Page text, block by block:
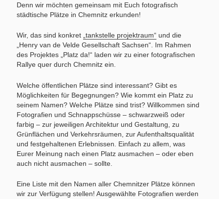
Denn wir möchten gemeinsam mit Euch fotografisch
städtische Plätze in Chemnitz erkunden!
Wir, das sind konkret„tankstelle projektraum“ und die
„Henry van de Velde Gesellschaft Sachsen“. Im Rahmen
des Projektes „Platz da!“ laden wir zu einer fotografischen
Rallye quer durch Chemnitz ein.
Welche öffentlichen Plätze sind interessant? Gibt es
Möglichkeiten für Begegnungen? Wie kommt ein Platz zu
seinem Namen? Welche Plätze sind trist? Willkommen sind
Fotografien und Schnappschüsse – schwarzweiß oder
farbig – zur jeweiligen Architektur und Gestaltung, zu
Grünflächen und Verkehrsräumen, zur Aufenthaltsqualität
und festgehaltenen Erlebnissen. Einfach zu allem, was
Eurer Meinung nach einen Platz ausmachen – oder eben
auch nicht ausmachen – sollte.
Eine Liste mit den Namen aller Chemnitzer Plätze können
wir zur Verfügung stellen! Ausgewählte Fotografien werden